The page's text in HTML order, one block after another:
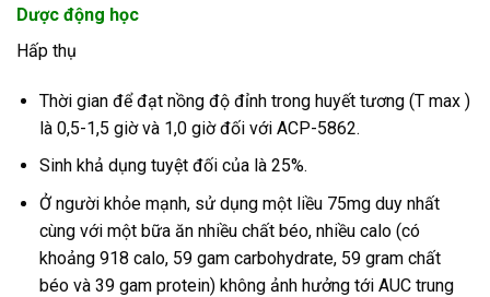
Dược động học
Hấp thụ
Thời gian để đạt nồng độ đỉnh trong huyết tương (T max )
là 0,5-1,5 giờ và 1,0 giờ đối với ACP-5862.
Sinh khả dụng tuyệt đối của là 25%.
Ở người khỏe mạnh, sử dụng một liều 75mg duy nhất
cùng với một bữa ăn nhiều chất béo, nhiều calo (có
khoảng 918 calo, 59 gam carbohydrate, 59 gram chất
béo và 39 gam protein) không ảnh hưởng tới AUC trung